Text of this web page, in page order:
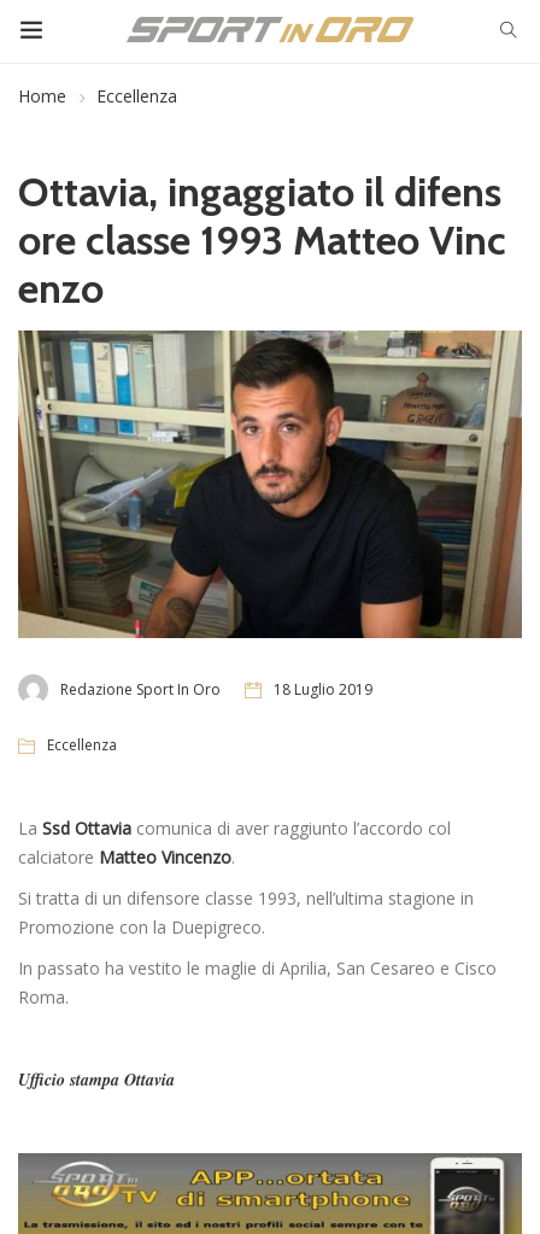
Home Eccellenza
Ottavia, ingaggiato il difens
ore classe 1993 Matteo Vinc
enzo
Redazione Sport In Oro 18 Luglio 2019
Eccellenza
La Ssd Ottavia comunica di aver raggiunto l’accordo col
calciatore Matteo Vincenzo.
Si tratta di un difensore classe 1993, nell’ultima stagione in
Promozione con la Duepigreco.
In passato ha vestito le maglie di Aprilia, San Cesareo e Cisco
Roma.
Ufficio stampa Ottavia